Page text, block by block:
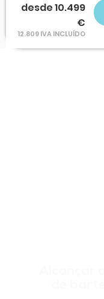
desde 10.499
€
12.809 IVA INCLUÍDO